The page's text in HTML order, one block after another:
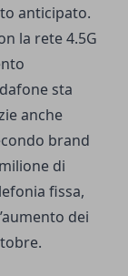
anticipato.
la rete 4.5G
sta
anche
brand
di
fissa,
dei